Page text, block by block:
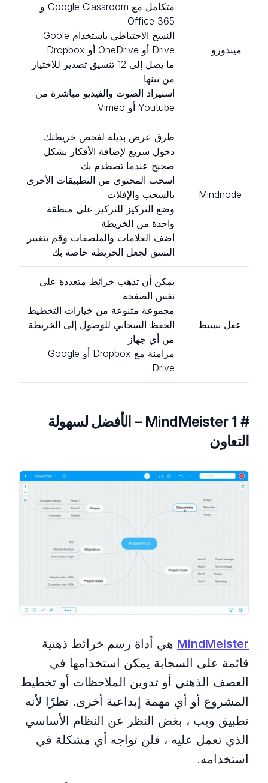
ميندورو
متكامل مع Google Classroom و
Office 365
النسخ الاحتياطي باستخدام Goole
Drive أو OneDrive أو Dropbox
ما يصل إلى 12 تنسيق تصدير للاختيار
من بينها
استيراد الصوت والفيديو مباشرة من
Youtube أو Vimeo
Mindnode
طرق عرض بديلة لفحص خريطتك
دخول سريع لإضافة الأفكار بشكل
صحيح عندما تصطدم بك
اسحب المحتوى من التطبيقات الأخرى
بالسحب والإفلات
وضع التركيز للتركيز على منطقة
واحدة من الخريطة
أضف العلامات والملصقات وقم بتغيير
النسق لجعل الخريطة خاصة بك
عقل بسيط
يمكن أن تذهب خرائط متعددة على
نفس الصفحة
مجموعة متنوعة من خيارات التخطيط
الحفظ السحابي للوصول إلى الخريطة
من أي جهاز
مزامنة مع Dropbox أو Google
Drive
# 1 MindMeister – الأفضل لسهولة
التعاون
MindMeister هي أداة رسم خرائط ذهنية
قائمة على السحابة يمكن استخدامها في
العصف الذهني أو تدوين الملاحظات أو تخطيط
المشروع أو أي مهمة إبداعية أخرى. نظرًا لأنه
تطبيق ويب ، بغض النظر عن النظام الأساسي
الذي تعمل عليه ، فلن تواجه أي مشكلة في
استخدامه.